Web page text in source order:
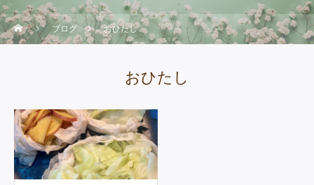
ブログ おひたし
おひたし